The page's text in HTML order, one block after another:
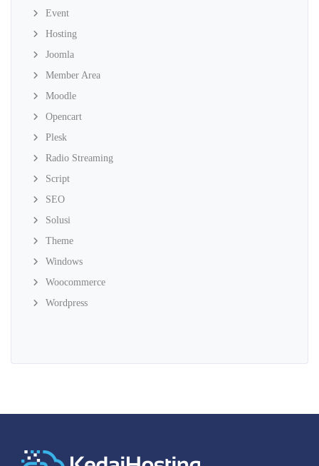
Event
Hosting
Joomla
Member Area
Moodle
Opencart
Plesk
Radio Streaming
Script
SEO
Solusi
Theme
Windows
Woocommerce
Wordpress